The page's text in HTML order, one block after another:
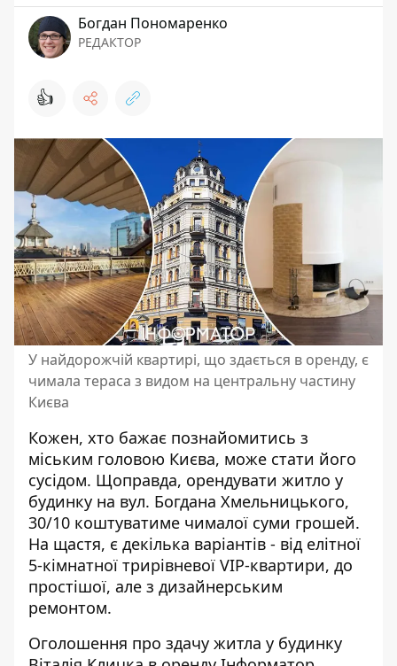
Богдан Пономаренко
РЕДАКТОР
👍
У найдорожчій квартирі, що здається в оренду, є
чимала тераса з видом на центральну частину
Києва
Кожен, хто бажає познайомитись з
міським головою Києва, може стати його
сусідом. Щоправда, орендувати житло у
будинку на вул. Богдана Хмельницького,
30/10 коштуватиме чималої суми грошей.
На щастя, є декілька варіантів - від елітної
5-кімнатної трирівневої VIP-квартири, до
простішої, але з дизайнерським
ремонтом.
Оголошення про здачу житла у будинку